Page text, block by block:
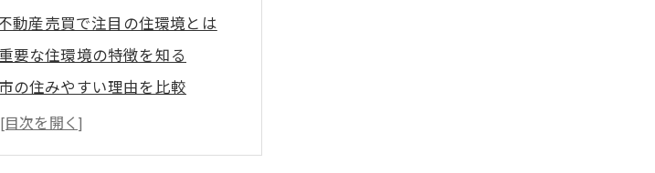
動産売買で注目の住環境とは
要な住環境の特徴を知る
の住みやすい理由を比較
な地域の選び方を解説
響する行政支援制度の現状